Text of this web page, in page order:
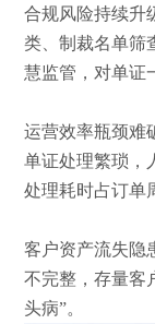
合规风险持续升
类、制裁名单筛
慧监管，对单证
运营效率瓶颈难
单证处理繁琐，
处理耗时占订单
客户资产流失隐
不完整，存量客
头病”。